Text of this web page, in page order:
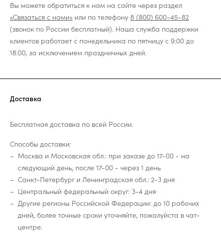
Вы можете обратиться к нам на сайте через раздел
«Связаться с нами» или по телефону 8 (800) 600-45-82
(звонок по России бесплатный). Наша служба поддержки
клиентов работает с понедельника по пятницу с 9:00 до
18:00, за исключением праздничных дней.
Доставка
Бесплатная доставка по всей России.
Способы доставки:
Москва и Московская обл.: при заказе до 17-00 - на
следующий день, после 17-00 - через 1 день
Санкт-Петербург и Ленинградская обл.: 2-3 дня
Центральный федеральный округ: 3-4 дня
Другие регионы Российской Федерации: до 10 рабочих
дней, более точные сроки уточняйте, пожалуйста в чат-
центре.